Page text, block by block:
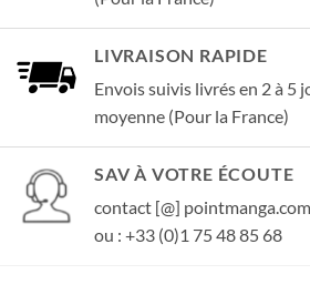
LIVRAISON RAPIDE
Envois suivis livrés en 2 à 5
moyenne (Pour la France)
SAV À VOTRE ÉCOUTE
contact [@] pointmanga.com
ou : +33 (0)1 75 48 85 68